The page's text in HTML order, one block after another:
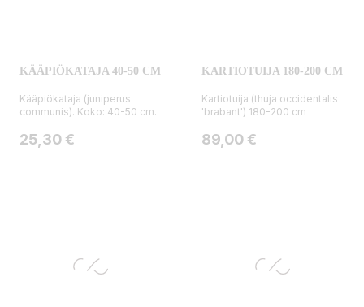
KÄÄPIÖKATAJA 40-50 CM
Kääpiökataja (juniperus
communis). Koko: 40-50 cm.
Hinta
25,30 €
KARTIOTUIJA 180-200 CM
Kartiotuija (thuja occidentalis
'brabant') 180-200 cm
Hinta
89,00 €